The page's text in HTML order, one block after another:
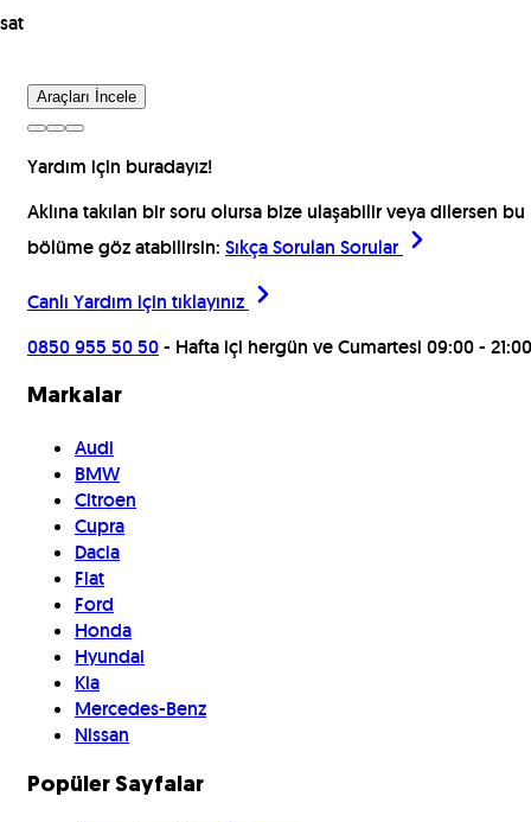
Araçları İncele
Yardım için buradayız!
Aklına takılan bir soru olursa bize ulaşabilir veya dilersen bu
bölüme göz atabilirsin: Sıkça Sorulan Sorular
Canlı Yardım için tıklayınız
0850 955 50 50- Hafta içi hergün ve Cumartesi 09:00 - 21:00
Markalar
Audi
BMW
Citroen
Cupra
Dacia
Fiat
Ford
Honda
Hyundai
Kia
Mercedes-Benz
Nissan
Popüler Sayfalar